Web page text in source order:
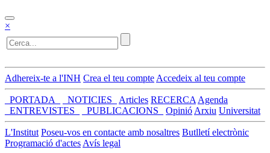
×
Adhereix-te a l'INH Crea el teu compte Accedeix al teu compte
_PORTADA_ _NOTICIES_ Articles RECERCA Agenda
_ENTREVISTES_
_PUBLICACIONS_ Opinió Arxiu Universitat
L'Institut Poseu-vos en contacte amb nosaltres Butlletí electrònic
Programació d'actes Avís legal